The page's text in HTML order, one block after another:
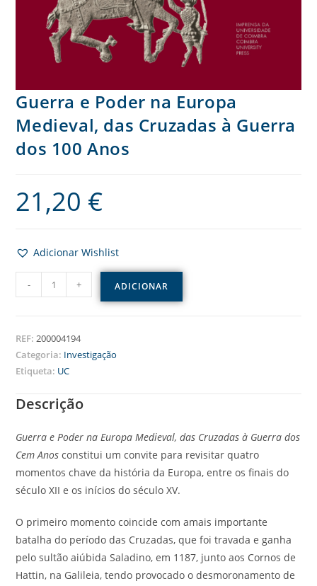
Guerra e Poder na Europa
Medieval, das Cruzadas à Guerra
dos 100 Anos
21,20 €
Adicionar Wishlist
- + ADICIONAR
REF:200004194
Categoria: Investigação
Etiqueta: UC
Descrição
Guerra e Poder na Europa Medieval, das Cruzadas à Guerra dos
Cem Anos constitui um convite para revisitar quatro
momentos chave da história da Europa, entre os finais do
século XII e os inícios do século XV.
O primeiro momento coincide com amais importante
batalha do período das Cruzadas, que foi travada e ganha
pelo sultão aiúbida Saladino, em 1187, junto aos Cornos de
Hattin, na Galileia, tendo provocado o desmoronamento de